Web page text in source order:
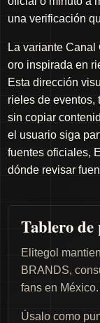
una verificación
La variante Canal
oro inspirada en
Esta dirección
rieles de eventos,
sin copiar
el usuario siga
fuentes oficiales,
dónde revisar
Tablero
Elitegol
BRANDS,
fans en México.
Úsalo como